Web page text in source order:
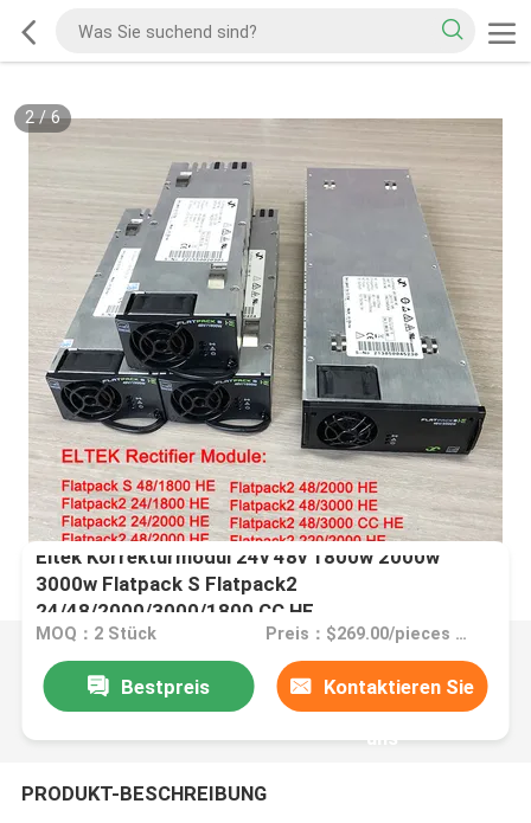
2/6
Eltek Korrekturmodul 24v 48v 1800w 2000w
3000w Flatpack S Flatpack2
24/48/2000/3000/1800 CC HE
MOQ：2 Stück Preis：$269.00/pieces 2-9 pieces
Bestpreis Kontaktieren Sie
uns
PRODUKT-BESCHREIBUNG